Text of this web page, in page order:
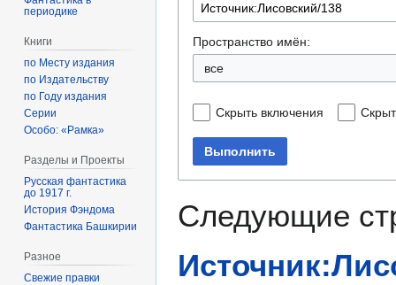
Пространство имён:
все
Скрыть включения
Выполнить
Следующие
периодике
Книги
по Месту издания
по Издательству
по Году издания
Серии
Особо: «Рамка»
Разделы и Проекты
Русская фантастика
до 1917 г.
История Фэндома
Фантастика Башкирии
Разное
Свежие правки